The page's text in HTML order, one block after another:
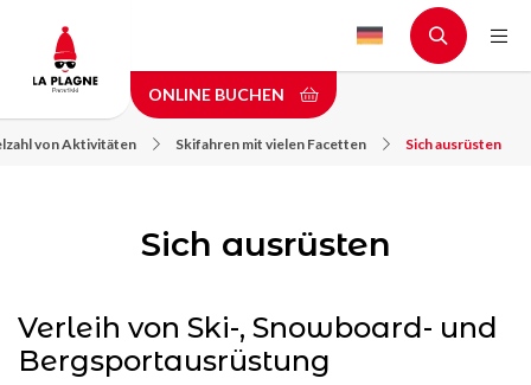
main
content
ONLINE BUCHEN
von Aktivitäten Skifahren mit vielen Facetten Sich ausrüsten
Sich ausrüsten
Verleih von Ski-, Snowboard- und
Bergsportausrüstung